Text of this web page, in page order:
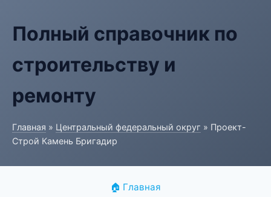
Полный справочник по
строительству и
ремонту
Главная » Центральный федеральный округ » Проект-
Строй Камень Бригадир
🏠 Главная